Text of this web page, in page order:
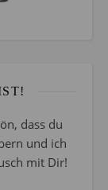
dass du
und ich
mit Dir!